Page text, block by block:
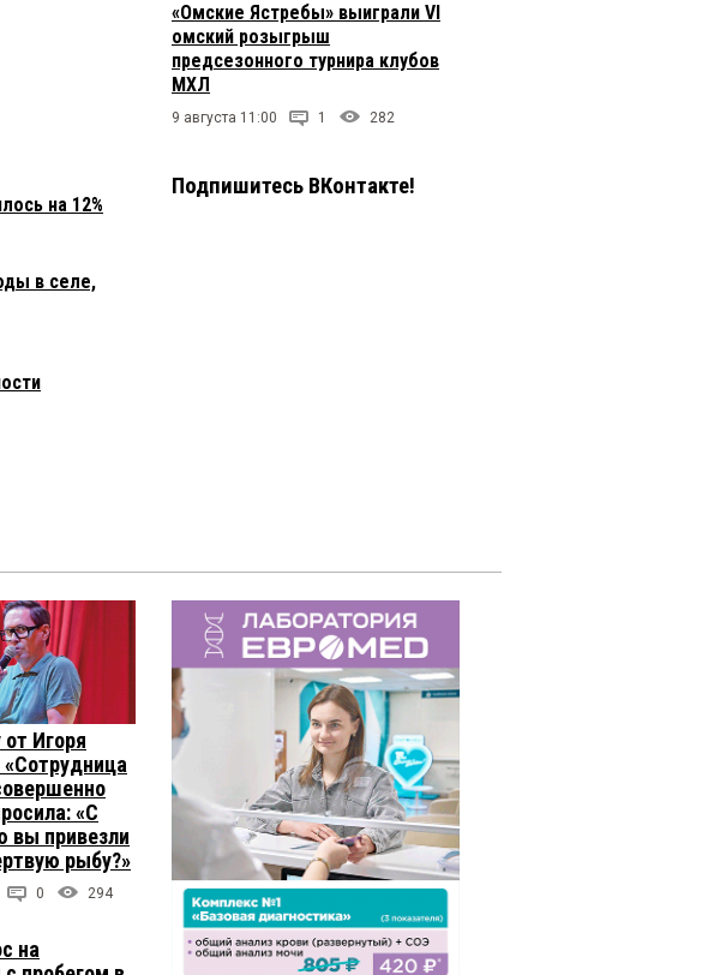
на 12%
в селе,
«Омские Ястребы» выиграли VI
омский розыгрыш
предсезонного турнира клубов
МХЛ
9 августа 11:00 1 282
Подпишитесь ВКонтакте!
Игоря
«С
вы привезли
рыбу?»
0 294
на